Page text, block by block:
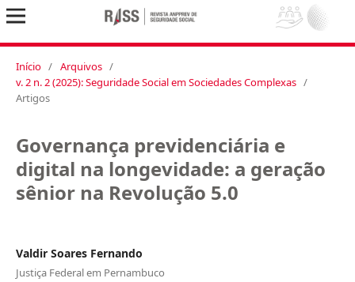
Início / Arquivos /
v. 2 n. 2 (2025): Seguridade Social em Sociedades Complexas /
Artigos
Governança previdenciária e
digital na longevidade: a geração
sênior na Revolução 5.0
Valdir Soares Fernando
Justiça Federal em Pernambuco